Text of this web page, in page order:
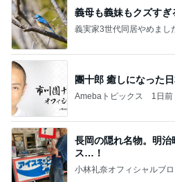
義母も義妹もクズすぎ
義実家3世代同居やめまし
團十郎 癒しになった
Amebaトピックス 1日前
長岡の隠れ名物。明治
ス…！
小林礼奈オフィシャルブ